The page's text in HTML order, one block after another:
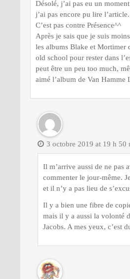
Désolé, j’ai pas eu un
j’ai pas encore pu lire l’article.
C’est pas contre Présence^^
Après je sais que je suis
les albums Blake et Mortimer
old school pour rester dans
peut être un peu too much,
aimé l’album de Van Hamme
3 octobre 2019 at 19 h 50
Il m’arrive aussi de ne pas
commenter le jour-même.
et il n’y a pas lieu de
Il y a bien une fibre de
mais il y a aussi la volonté
Jacobs. A mes yeux, c’est